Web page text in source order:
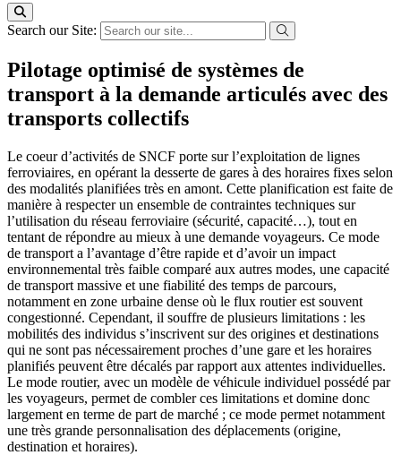
Search our Site:
Pilotage optimisé de systèmes de
transport à la demande articulés avec des
transports collectifs
Le coeur d’activités de SNCF porte sur l’exploitation de lignes
ferroviaires, en opérant la desserte de gares à des horaires fixes selon
des modalités planifiées très en amont. Cette planification est faite de
manière à respecter un ensemble de contraintes techniques sur
l’utilisation du réseau ferroviaire (sécurité, capacité…), tout en
tentant de répondre au mieux à une demande voyageurs. Ce mode
de transport a l’avantage d’être rapide et d’avoir un impact
environnemental très faible comparé aux autres modes, une capacité
de transport massive et une fiabilité des temps de parcours,
notamment en zone urbaine dense où le flux routier est souvent
congestionné. Cependant, il souffre de plusieurs limitations : les
mobilités des individus s’inscrivent sur des origines et destinations
qui ne sont pas nécessairement proches d’une gare et les horaires
planifiés peuvent être décalés par rapport aux attentes individuelles.
Le mode routier, avec un modèle de véhicule individuel possédé par
les voyageurs, permet de combler ces limitations et domine donc
largement en terme de part de marché ; ce mode permet notamment
une très grande personnalisation des déplacements (origine,
destination et horaires).